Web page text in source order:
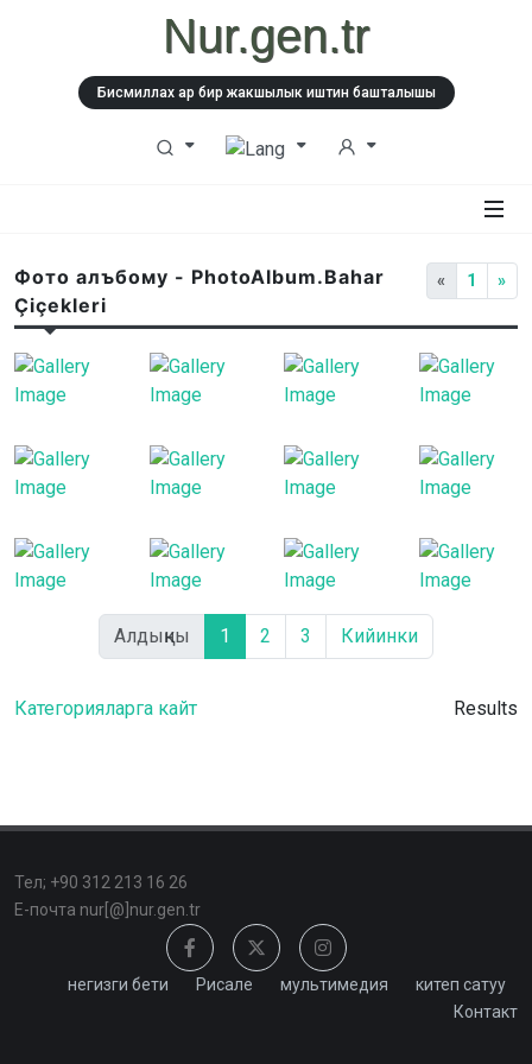
Nur.gen.tr
Бисмиллах ар бир жакшылык иштин башталышы
Фото алъбому - PhotoAlbum.Bahar
Çiçekleri
« 1 »
Алдыңкы 1 2 3 Кийинки
Категорияларга кайт Results
Тел; +90 312 213 16 26
Е-почта nur[@]nur.gen.tr
негизги бети Рисале мультимедия
китеп сатуу
Контакт